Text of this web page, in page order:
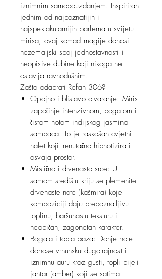
iznimnim samopouzdanjem. Inspiriran
jednim od najpoznatijih i
najspektakularnijih parfema u svijetu
mirisa, ovaj komad magije donosi
nezemaljski spoj jednostavnosti i
neopisive dubine koji nikoga ne
ostavlja ravnodušnim.
Zašto odabrati Refan 306?
Opojno i blistavo otvaranje: Miris
započinje intenzivnom, bogatom i
čistom notom indijskog jasmina
sambaca. To je raskošan cvjetni
nalet koji trenutačno hipnotizira i
osvaja prostor.
Mistično i drvenasto srce: U
samom središtu kriju se plemenite
drvenaste note (kašmira) koje
kompoziciji daju prepoznatljivu
toplinu, baršunastu teksturu i
neobičan, zagonetan karakter.
Bogata i topla baza: Donje note
donose vrhunsku dugotrajnost i
iznimnu auru kroz gusti, topli bijeli
jantar (amber) koji se satima